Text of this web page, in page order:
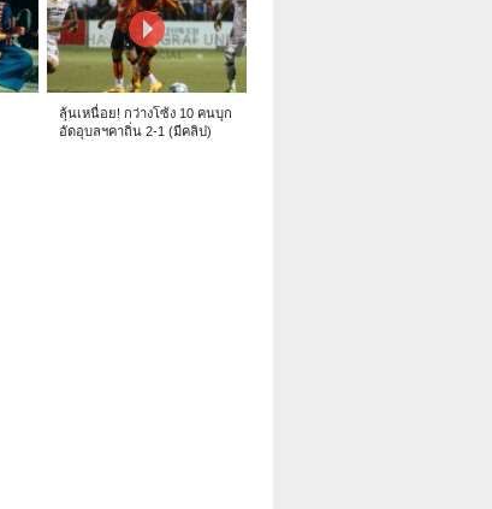
ลุ้นเหนื่อย! กว่างโซ้ง 10 คนบุก
อัดอุบลฯคาถิ่น 2-1 (มีคลิป)